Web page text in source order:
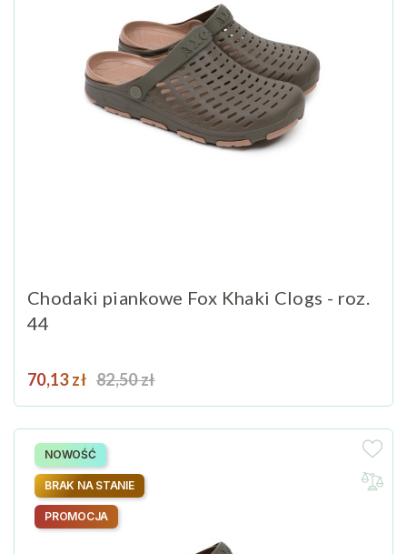
Chodaki piankowe Fox Khaki Clogs - roz.
44
Cena
70,13 zł Cena podstawowa
82,50 zł
NOWOŚĆ
BRAK NA STANIE
PROMOCJA